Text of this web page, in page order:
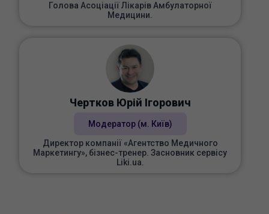
Голова Асоціації Лікарів Амбулаторної
Медицини.
Чертков Юрій Ігорович
Модератор (м. Київ)
Директор компанії «Агентство Медичного
Маркетингу», бізнес-тренер. Засновник сервісу
Liki.ua.